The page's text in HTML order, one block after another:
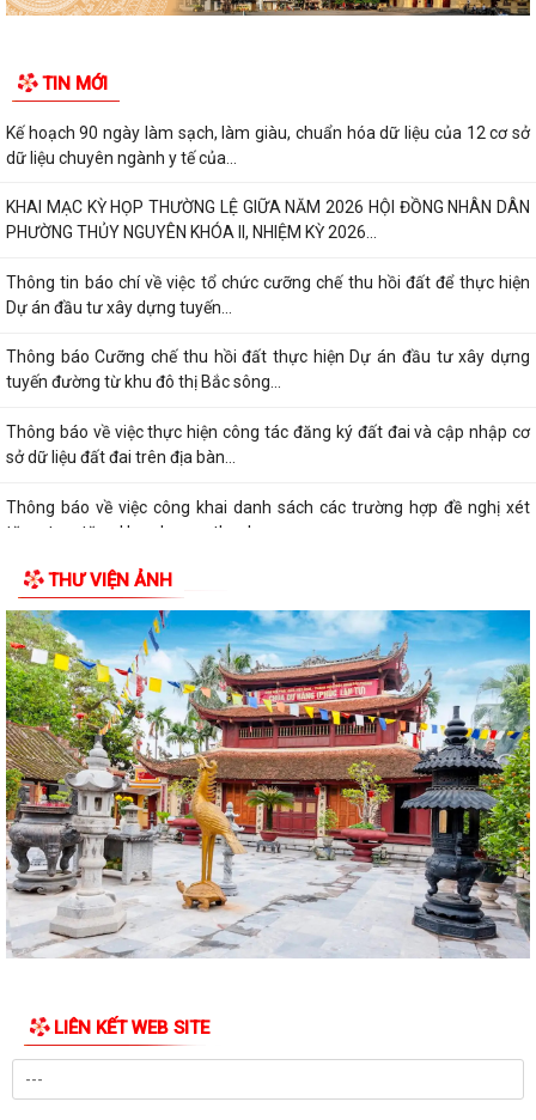
TIN MỚI
Kế hoạch 90 ngày làm sạch, làm giàu, chuẩn hóa dữ liệu của 12 cơ sở
dữ liệu chuyên ngành y tế của...
KHAI MẠC KỲ HỌP THƯỜNG LỆ GIỮA NĂM 2026 HỘI ĐỒNG NHÂN DÂN
PHƯỜNG THỦY NGUYÊN KHÓA II, NHIỆM KỲ 2026...
Thông tin báo chí về việc tổ chức cưỡng chế thu hồi đất để thực hiện
Dự án đầu tư xây dựng tuyến...
Thông báo Cưỡng chế thu hồi đất thực hiện Dự án đầu tư xây dựng
tuyến đường từ khu đô thị Bắc sông...
Thông báo về việc thực hiện công tác đăng ký đất đai và cập nhập cơ
sở dữ liệu đất đai trên địa bàn...
Thông báo về việc công khai danh sách các trường hợp đề nghị xét
tặng, truy tặng Huy chương thanh...
THƯ VIỆN ẢNH
LIÊN KẾT WEB SITE